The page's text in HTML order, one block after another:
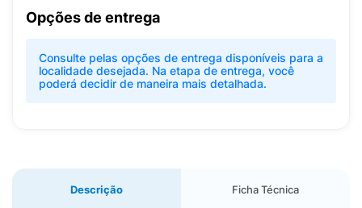
Opções de entrega
Consulte pelas opções de entrega disponíveis para a
localidade desejada. Na etapa de entrega, você
poderá decidir de maneira mais detalhada.
Descrição Ficha Técnica